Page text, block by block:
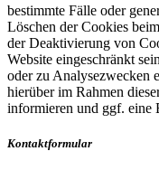
bestimmte Fälle oder
Löschen der Cookies
der Deaktivierung von
Website eingeschränkt
oder zu Analysezwecken
hierüber im Rahmen
informieren und ggf. eine
Kontaktformular